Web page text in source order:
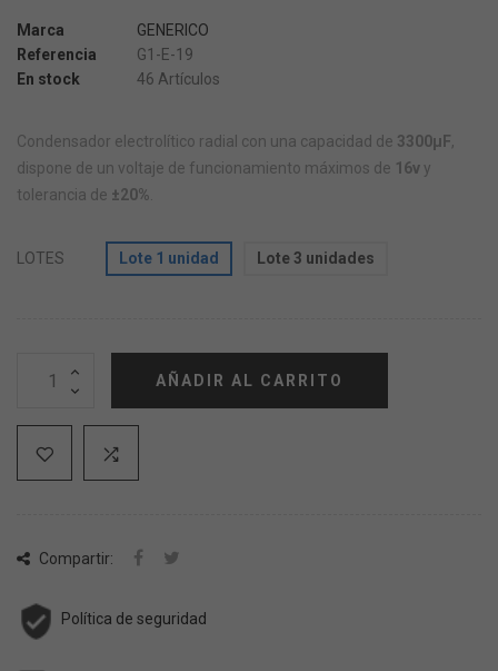
Marca
GENERICO
Referencia
G1-E-19
En stock
46 Artículos
Condensador electrolítico radial con una capacidad de 3300µF,
dispone de un voltaje de funcionamiento máximos de 16v y
tolerancia de ±20%.
LOTES Lote 1 unidad Lote 3 unidades
AÑADIR AL CARRITO
Compartir:
Política de seguridad